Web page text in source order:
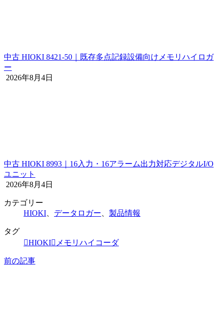
中古 HIOKI 8421-50｜既存多点記録設備向けメモリハイロガ
ー
2026年8月4日
中古 HIOKI 8993｜16入力・16アラーム出力対応デジタルI/O
ユニット
2026年8月4日
カテゴリー
HIOKI
データロガー 製品情報
タグ
HIOKI
メモリハイコーダ
前の記事